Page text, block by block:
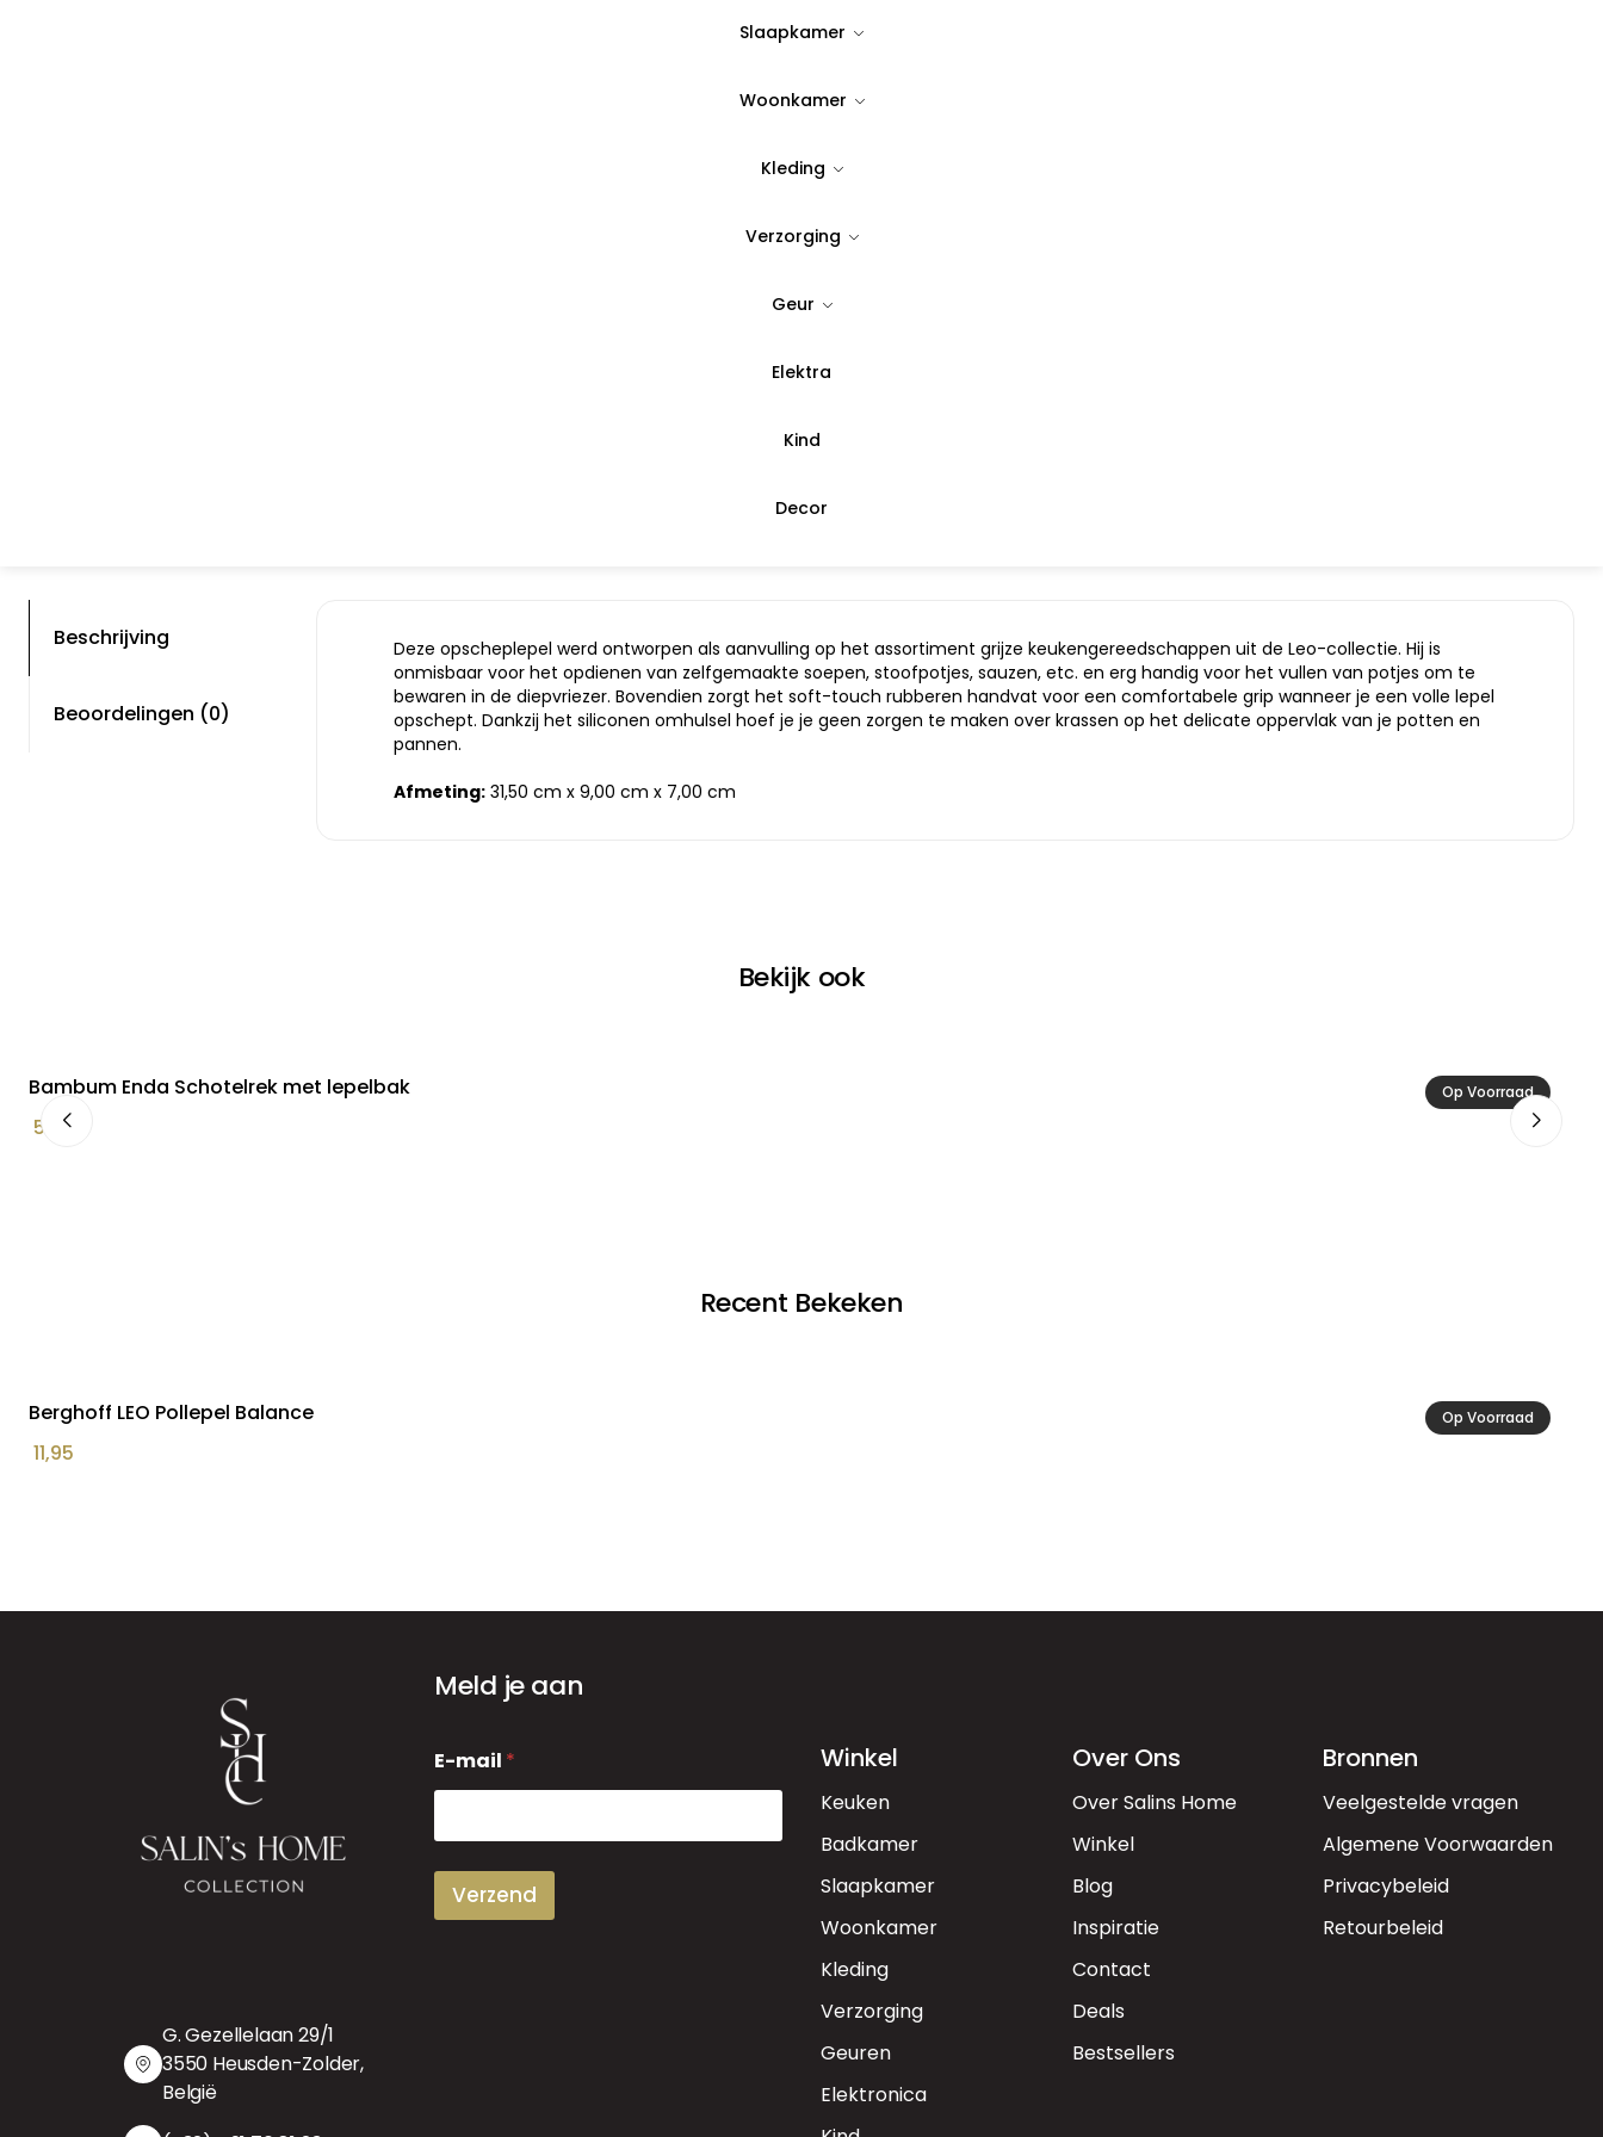
Slaapkamer
Woonkamer
Kleding
Verzorging
Geur
Elektra
Kind
Decor
Op Voorraad
SKU:
Categorie:
Beschrijving
Beoordelingen (0)
Deze opscheplepel werd ontworpen als aanvulling op het assortiment grijze keukengereedschappen uit de Leo-collectie. Hij is
onmisbaar voor het opdienen van zelfgemaakte soepen, stoofpotjes, sauzen, etc. en erg handig voor het vullen van potjes om te
bewaren in de diepvriezer. Bovendien zorgt het soft-touch rubberen handvat voor een comfortabele grip wanneer je een volle lepel
opschept. Dankzij het siliconen omhulsel hoef je je geen zorgen te maken over krassen op het delicate oppervlak van je potten en
pannen.
Afmeting: 31,50 cm x 9,00 cm x 7,00 cm
Bekijk ook
Op Voorraad
Bambum Enda Schotelrek met lepelbak
59,99
Recent Bekeken
Op Voorraad
Berghoff LEO Pollepel Balance
11,95
G. Gezellelaan 29/1
3550 Heusden-Zolder,
België
Meld je aan
-
m
i
E-mail *
Verzend
Winkel
Keuken
Badkamer
Slaapkamer
Woonkamer
Kleding
Verzorging
Geuren
Elektronica
Over Ons
Over Salins Home
Winkel
Blog
Inspiratie
Contact
Deals
Bestsellers
Bronnen
Veelgestelde vragen
Algemene Voorwaarden
Privacybeleid
Retourbeleid